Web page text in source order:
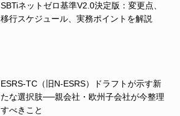
SBTiネットゼロ基準V2.0決定版：変更点、
移行スケジュール、実務ポイントを解説
ESRS-TC（旧N-ESRS）ドラフトが示す新
たな選択肢──親会社・欧州子会社が今整理
すべきこと